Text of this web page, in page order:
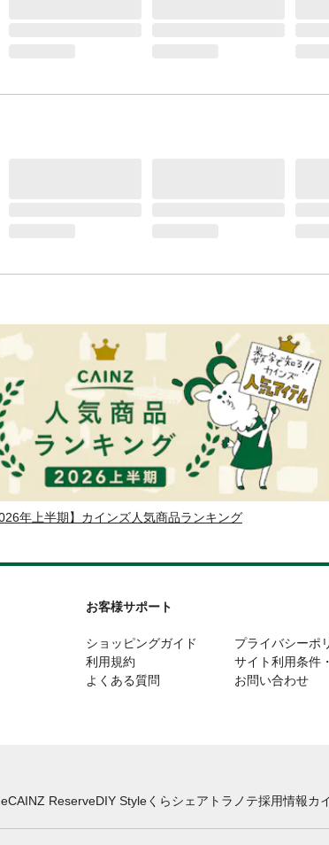
年上半期】カインズ人気商品ランキング
お客様サポート
ショッピングガイド
利用規約
よくある質問
プライバシーポ
サイト利用条件
お問い合わせ
CAINZ ReserveDIY Styleくらシェア トラノテ採用情報カ